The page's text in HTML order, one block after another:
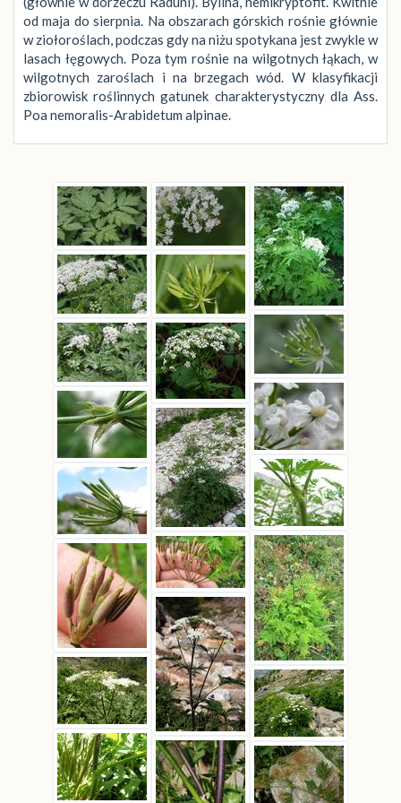
od maja do sierpnia. Na obszarach górskich rośnie głównie
w ziołoroślach, podczas gdy na niżu spotykana jest zwykle w
lasach łęgowych. Poza tym rośnie na wilgotnych łąkach, w
wilgotnych zaroślach i na brzegach wód. W klasyfikacji
zbiorowisk roślinnych gatunek charakterystyczny dla Ass.
Poa nemoralis-Arabidetum alpinae.